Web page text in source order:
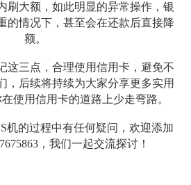
刷大额，如此明显的异常操作，银
的情况下，甚至会在还款后直接降
额。
这三点，合理使用信用卡，避免不
，后续将持续为大家分享更多实用
使用信用卡的道路上少走弯路。
机的过程中有任何疑问，欢迎添加
，我们一起交流探讨！